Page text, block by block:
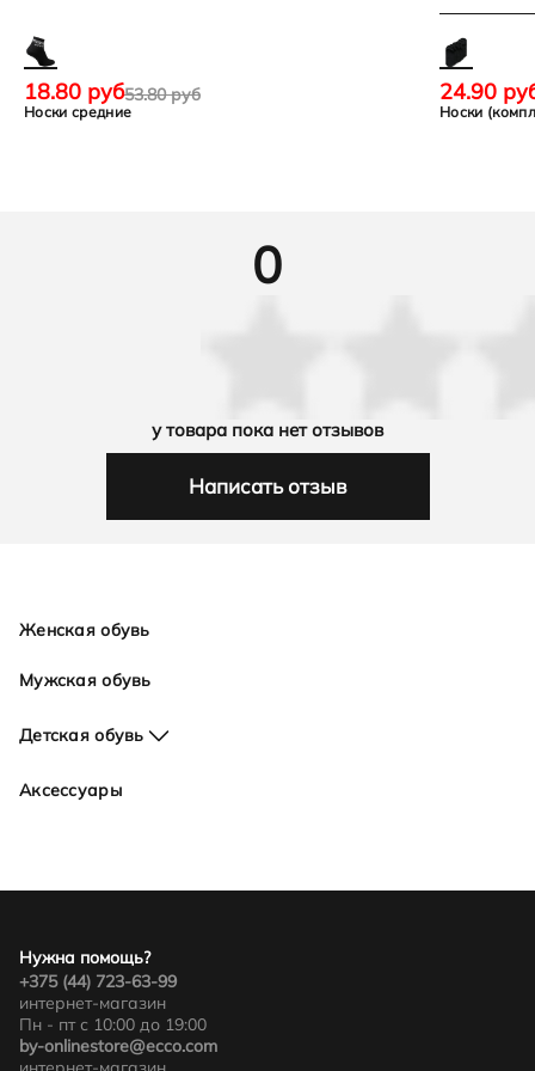
Носки средние
53.80 руб
18.80 руб
Носки
24.90
0
у товара пока нет отзывов
Написать отзыв
Женская обувь
Мужская обувь
Детская обувь
Для девочек
Для мальчиков
Аксессуары
Нужна помощь?
+375 (44) 723-63-99
интернет-магазин
Пн - пт с 10:00 до 19:00
by-onlinestore@ecco.com